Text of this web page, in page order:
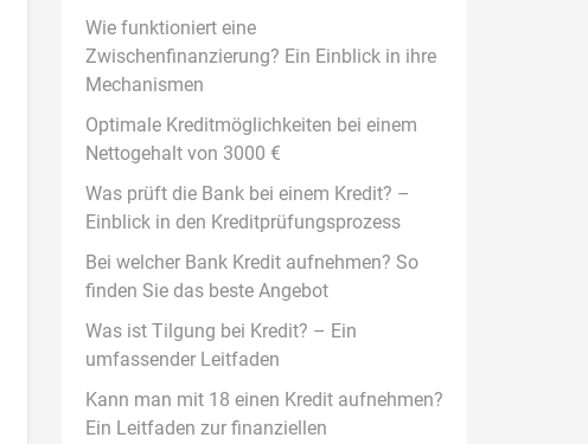
Wie funktioniert eine
Zwischenfinanzierung? Ein Einblick in ihre
Mechanismen
Optimale Kreditmöglichkeiten bei einem
Nettogehalt von 3000 €
Was prüft die Bank bei einem Kredit? –
Einblick in den Kreditprüfungsprozess
Bei welcher Bank Kredit aufnehmen? So
finden Sie das beste Angebot
Was ist Tilgung bei Kredit? – Ein
umfassender Leitfaden
Kann man mit 18 einen Kredit aufnehmen?
Ein Leitfaden zur finanziellen